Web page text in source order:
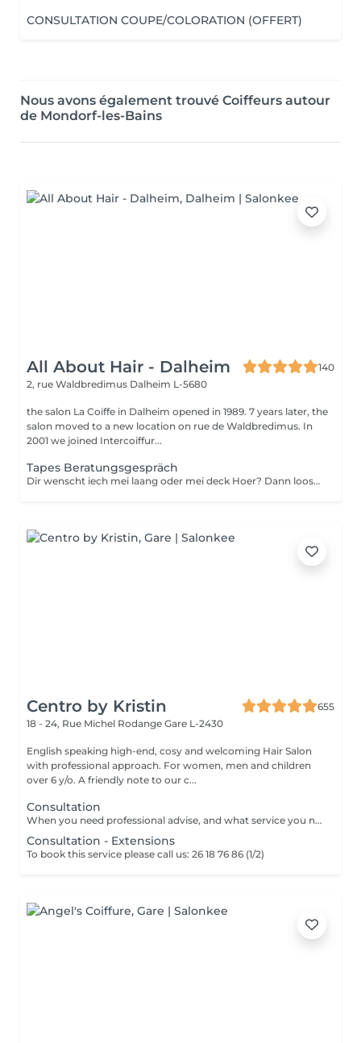
CONSULTATION COUPE/COLORATION (OFFERT)
Nous avons également trouvé Coiffeurs autour
de Mondorf-les-Bains
All About Hair - Dalheim
140
2, rue Waldbredimus Dalheim L-5680
the salon La Coiffe in Dalheim opened in 1989. 7 years later, the
salon moved to a new location on rue de Waldbredimus. In
2001 we joined Intercoiffur...
Tapes Beratungsgespräch
Dir wenscht iech mei laang oder mei deck Hoer? Dann loost iech proffesionnel beroden.
Centro by Kristin
655
18 - 24, Rue Michel Rodange Gare L-2430
English speaking high-end, cosy and welcoming Hair Salon
with professional approach. For women, men and children
over 6 y/o. A friendly note to our c...
Consultation
When you need professional advise, and what service you need to book.
Consultation - Extensions
To book this service please call us: 26 18 76 86 (1/2)